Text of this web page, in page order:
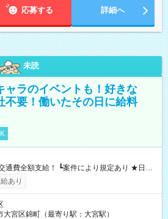
応募する 詳細へ
未読
ャラのイベントも！好きな
要！働いたその日に給料
） ┗働いたその日に現金GET♪ お仕事後はコ
分を引き落とせます！ 【試用期間】試
あり
宮区錦町（最寄り駅：大宮駅）